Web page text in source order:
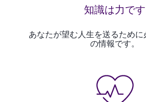
知識は力です
あなたが望む人生を送るため
の情報です。